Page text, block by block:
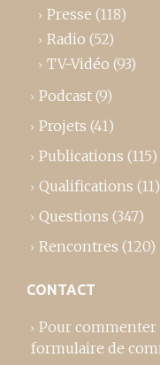
Presse (118)
Radio (52)
TV-Vidéo (93)
Podcast (9)
Projets (41)
Publications (115)
Qualifications (11)
Questions (347)
Rencontres (120)
CONTACT
Pour
formulaire de